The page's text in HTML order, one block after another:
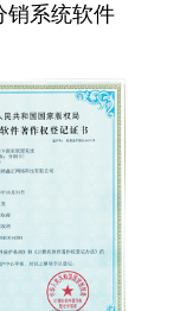
销系统软件